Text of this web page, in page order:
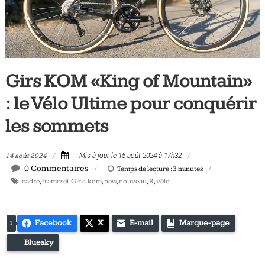
Tous
les
jours,
votre
vélo
triathlon
Girs KOM «King of Mountain»
: le Vélo Ultime pour conquérir
les sommets
14 août 2024 Mis à jour le 15 août 2024 à 17h32
0 Commentaires Temps de lecture :3 minutes
cadre,frameset,Gir's,kom,new,nouveau,R,vélo
1 Facebook X E-mail Marque-page
Bluesky